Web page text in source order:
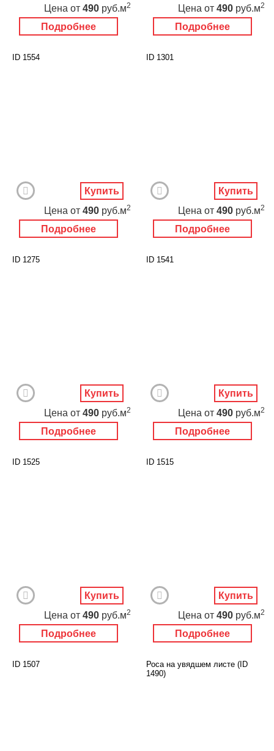
Подробнее
Цена от 490 руб.м2
Подробнее
Цена от 490 руб.м2
ID 1554
Подробнее
Цена от 490 руб.м2
Купить
ID 1301
Подробнее
Цена от 490 руб.м2
Купить
ID 1275
Подробнее
Цена от 490 руб.м2
Купить
ID 1541
Подробнее
Цена от 490 руб.м2
Купить
ID 1525
Подробнее
Цена от 490 руб.м2
Купить
ID 1515
Подробнее
Цена от 490 руб.м2
Купить
ID 1507
Роса на увядшем листе (ID
1490)